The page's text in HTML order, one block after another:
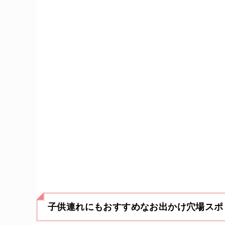
子供連れにもおすすめなお出かけ穴場ス